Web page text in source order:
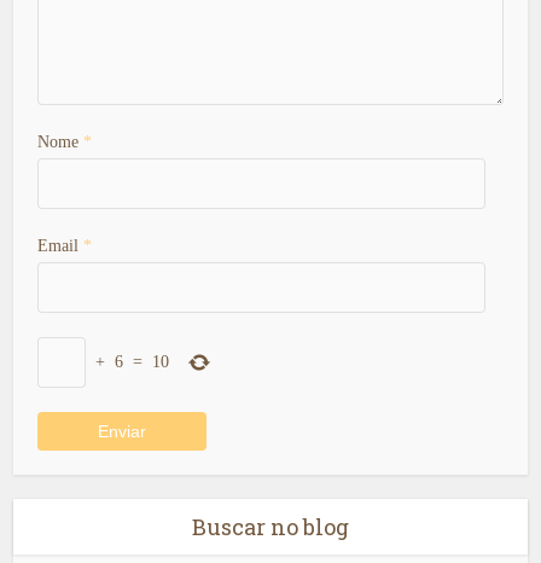
Nome *
Email *
+ 6 = 10
Buscar no blog